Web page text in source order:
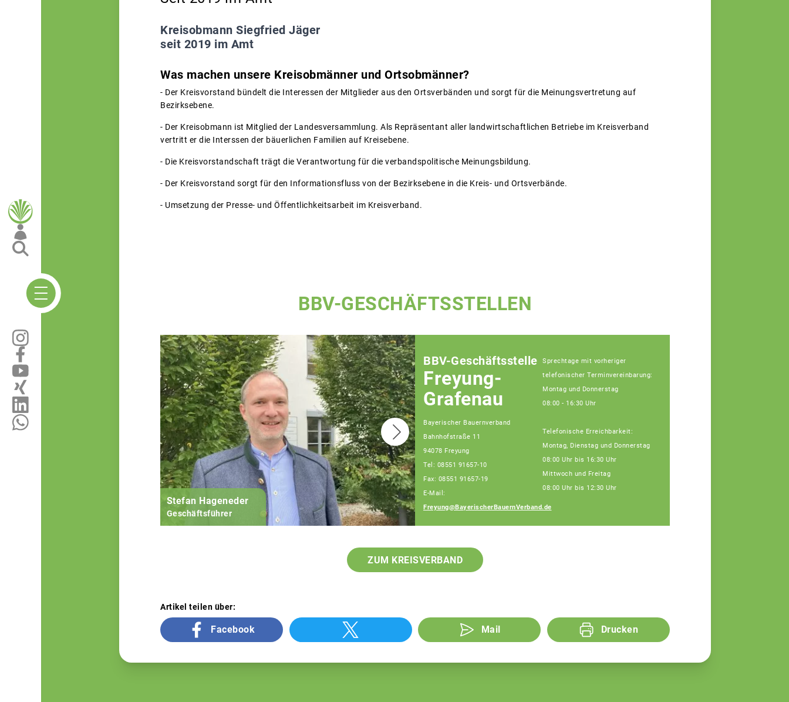
Kreisobmann Siegfried Jäger
seit 2019 im Amt
Was machen unsere Kreisobmänner und Ortsobmänner?
- Der Kreisvorstand bündelt die Interessen der Mitglieder aus den Ortsverbänden und sorgt für die Meinungsvertretung auf
Bezirksebene.
- Der Kreisobmann ist Mitglied der Landesversammlung. Als Repräsentant aller landwirtschaftlichen Betriebe im Kreisverband
vertritt er die Interssen der bäuerlichen Familien auf Kreisebene.
- Die Kreisvorstandschaft trägt die Verantwortung für die verbandspolitische Meinungsbildung.
- Der Kreisvorstand sorgt für den Informationsfluss von der Bezirksebene in die Kreis- und Ortsverbände.
- Umsetzung der Presse- und Öffentlichkeitsarbeit im Kreisverband.
BBV-GESCHÄFTSSTELLEN
Stefan Hageneder
Geschäftsführer Fachberater
BBV-Geschäftsstelle
Freyung-
Grafenau
Bayerischer Bauernverband
Bahnhofstraße 11
94078 Freyung
Tel: 08551 91657-10
Fax: 08551 91657-19
E-Mail:
Freyung@BayerischerBauernVerband.de
Sprechtage mit vorheriger
telefonischer Terminvereinbarung:
Montag und Donnerstag
08:00 - 16:30 Uhr
Telefonische Erreichbarkeit:
Montag, Dienstag und Donnerstag
08:00 Uhr bis 16:30 Uhr
Mittwoch und Freitag
08:00 Uhr bis 12:30 Uhr
ZUM KREISVERBAND
Artikel teilen über:
Facebook Mail Drucken